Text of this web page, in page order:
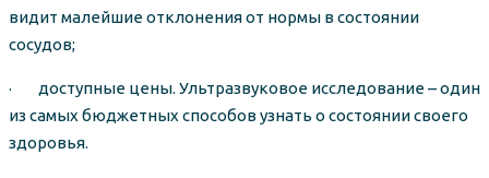
видит малейшие отклонения от нормы в состоянии
сосудов;
· доступные цены. Ультразвуковое исследование – один
из самых бюджетных способов узнать о состоянии своего
здоровья.